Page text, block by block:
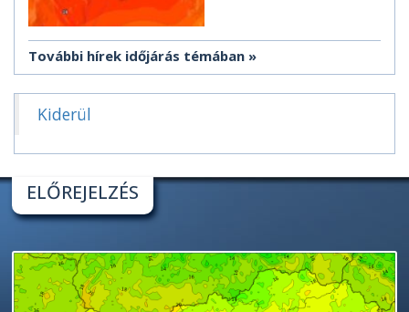
További hírek időjárás témában
Kiderül
ELŐREJELZÉS